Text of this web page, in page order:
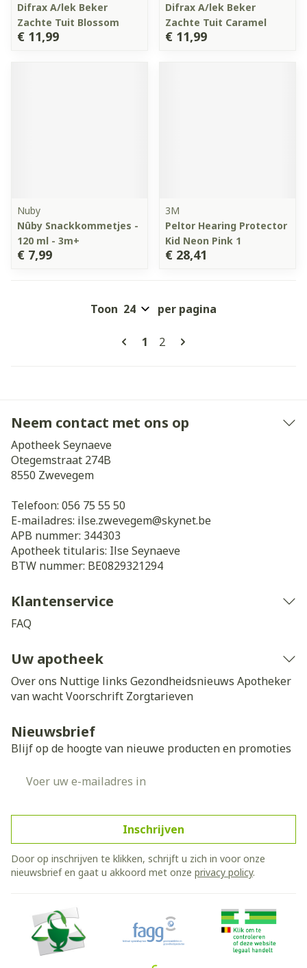
Difrax A/lek Beker
Zachte Tuit Blossom
€ 11,99
Difrax A/lek Beker
Zachte Tuit Caramel
€ 11,99
Nuby
Nûby Snackkommetjes -
120 ml - 3m+
€ 7,99
3M
Peltor Hearing Protector
Kid Neon Pink 1
€ 28,41
Pagina's
U lees momenteel pagina
1 Pagina
2
Toon per pagina
Neem contact met ons op
Apotheek Seynaeve
Otegemstraat 274B
8550 Zwevegem
Telefoon: 056 75 55 50
E-mailadres: ilse.zwevegem@skynet.be
APB nummer: 344303
Apotheek titularis: Ilse Seynaeve
BTW nummer: BE0829321294
Klantenservice
FAQ
Uw apotheek
Over ons Nuttige links Gezondheidsnieuws Apotheker
van wachtVoorschrift Zorgtarieven
Nieuwsbrief
Blijf op de hoogte van nieuwe producten en promoties
Inschrijven
Door op inschrijven te klikken, schrijft u zich in voor onze
nieuwsbrief en gaat u akkoord met onze privacy policy.